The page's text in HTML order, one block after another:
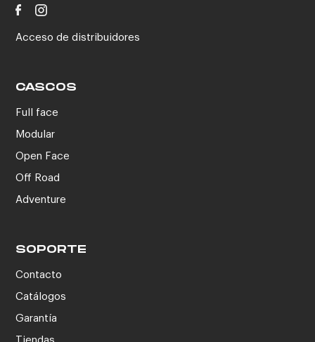
Acceso de distribuidores
CASCOS
Full face
Modular
Open Face
Off Road
Adventure
SOPORTE
Contacto
Catálogos
Garantía